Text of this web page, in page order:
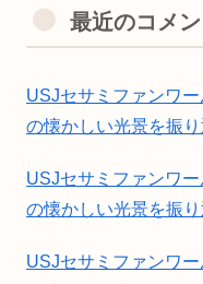
最近のコメン
USJセサミファンワ
の懐かしい光景を振り
USJセサミファンワ
の懐かしい光景を振り
USJセサミファンワ